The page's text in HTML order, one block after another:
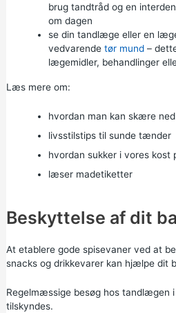
brug tandtråd og en
om dagen
se din tandlæge eller en
vedvarende tør mund–
lægemidler, behandlinger
Læs mere om:
hvordan man kan skære
livsstilstips til sunde tænder
hvordan sukker i vores kost
læser madetiketter
Beskyttelse af dit
At etablere gode spisevaner ved at
snacks og drikkevarer kan hjælpe dit
Regelmæssige besøg hos tandlægen
tilskyndes.